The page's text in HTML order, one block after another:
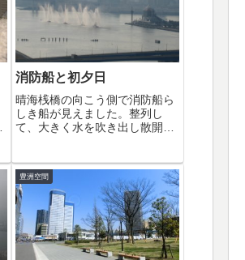
消防船と初夕日
晴海桟橋の向こう側で消防船ら
しき船が見えました。整列し
て、大きく水を吹き出し散開、
かな？初日の出よりもよく見え
る初夕日です。雲が出てきてし
まいましたが、これはこれで美
しいですね。夜はこれ...
豊洲空間